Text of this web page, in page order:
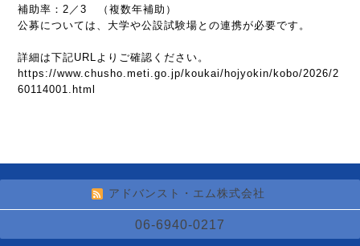
補助率： 2 ／ 3 （複数年補助）
公募については、大学や公設試験場との連携が必要です。
詳細は下記URLよりご確認ください。
https://www.chusho.meti.go.jp/koukai/hojyokin/kobo/2026/2
60114001.html
アドバンスト・エム株式会社
06-6940-0217